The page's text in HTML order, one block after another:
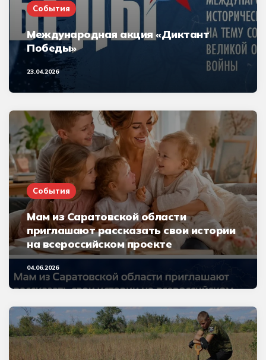
События
Международная акция «Диктант
Победы»
23.04.2026
События
Мам из Саратовской области
приглашают рассказать свои истории
на всероссийском проекте
04.06.2026